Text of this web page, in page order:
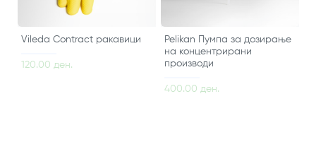
Vileda Contract ракавици
120.00 ден.
Pelikan Пумпа за дозирање
на концентрирани
производи
400.00 ден.